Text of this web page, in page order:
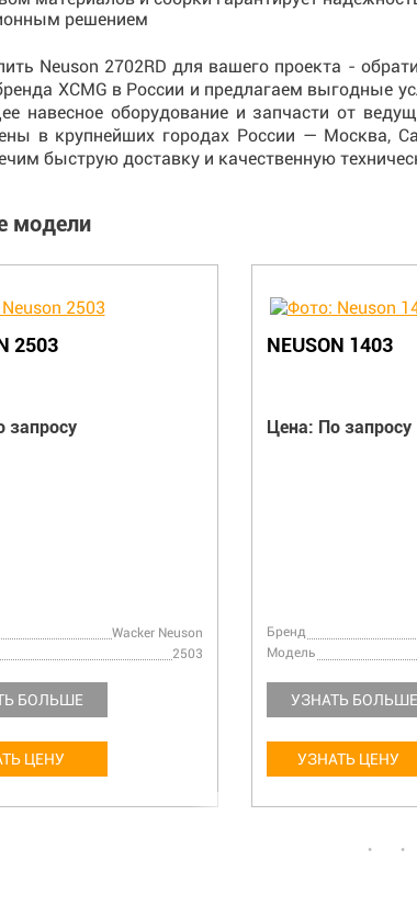
решением
Neuson 2702RD для вашего проекта -
XCMG в России и предлагаем выгодные
навесное оборудование и запчасти от
в крупнейших городах России — Москва,
быструю доставку и качественную
модели
2503
запросу
Wacker Neuson
2503
БОЛЬШЕ
ЦЕНУ
NEUSON 1403
Цена: По запросу
Бренд
Модель
УЗНАТЬ БОЛЬШЕ
УЗНАТЬ ЦЕНУ